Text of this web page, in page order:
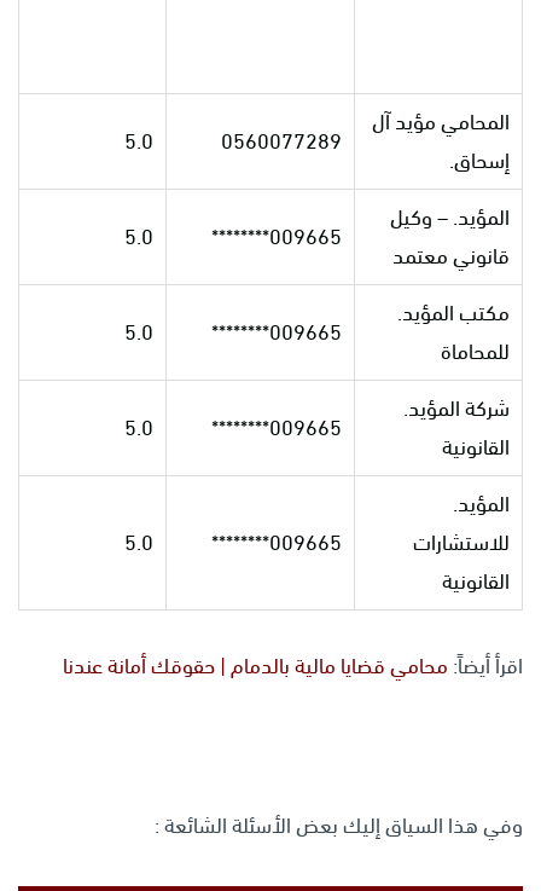
المحامي مؤيد آل
إسحاق.
0560077289
5.0
المؤيد. – وكيل
قانوني معتمد
009665********
5.0
مكتب المؤيد.
للمحاماة
009665********
5.0
شركة المؤيد.
القانونية
009665********
5.0
المؤيد.
للاستشارات
القانونية
009665********
5.0
اقرأ أيضاً: محامي قضايا مالية بالدمام | حقوقك أمانة عندنا
وفي هذا السياق إليك بعض الأسئلة الشائعة :